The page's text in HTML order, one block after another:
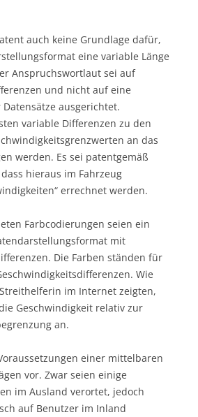
auch keine Grundlage dafür,
eine variable Länge
Anspruchswortlaut sei auf
und nicht auf eine
ausgerichtet.
variable Differenzen zu den
an das
werden. Es sei patentgemäß
hieraus im Fahrzeug
errechnet werden.
Farbcodierungen seien ein
mit
Die Farben ständen für
Wie
im Internet zeigten,
Geschwindigkeit relativ zur
an.
einer mittelbaren
vor. Zwar seien einige
im Ausland verortet, jedoch
auf Benutzer im Inland